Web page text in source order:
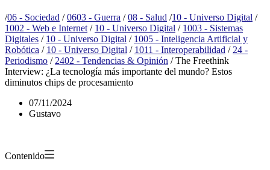
/06 - Sociedad / 0603 - Guerra / 08 - Salud /10 - Universo Digital /
1002 - Web e Internet / 10 - Universo Digital / 1003 - Sistemas
Digitales / 10 - Universo Digital / 1005 - Inteligencia Artificial y
Robótica / 10 - Universo Digital / 1011 - Interoperabilidad / 24 -
Periodismo / 2402 - Tendencias & Opinión /The Freethink
Interview: ¿La tecnología más importante del mundo? Estos
diminutos chips de procesamiento
07/11/2024
Gustavo
Contenido